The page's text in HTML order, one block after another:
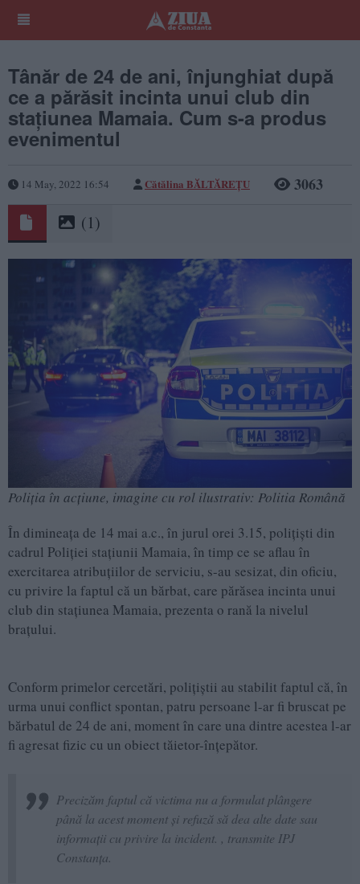
Tânăr de 24 de ani, înjunghiat după
ce a părăsit incinta unui club din
stațiunea Mamaia. Cum s-a produs
evenimentul
14 May, 2022 16:54 Cătălina BĂLTĂREȚU 3063
(1)
Poliția în acțiune, imagine cu rol ilustrativ: Politia Română
În dimineața de 14 mai a.c., în jurul orei 3.15, polițiști din
cadrul Poliției stațiunii Mamaia, în timp ce se aflau în
exercitarea atribuțiilor de serviciu, s-au sesizat, din oficiu,
cu privire la faptul că un bărbat, care părăsea incinta unui
club din stațiunea Mamaia, prezenta o rană la nivelul
brațului.
Conform primelor cercetări, polițiștii au stabilit faptul că, în
urma unui conflict spontan, patru persoane l-ar fi bruscat pe
bărbatul de 24 de ani, moment în care una dintre acestea l-ar
fi agresat fizic cu un obiect tăietor-înțepător.
Precizăm faptul că victima nu a formulat plângere
până la acest moment și refuză să dea alte date sau
informații cu privire la incident. , transmite IPJ
Constanța.